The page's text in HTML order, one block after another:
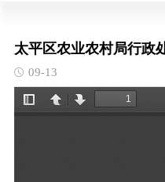
太平区农业农村局行政
09-13